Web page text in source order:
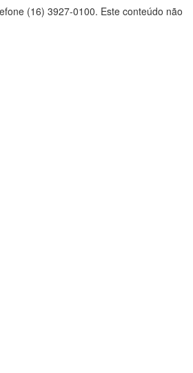
(16) 3927-0100. Este conteúdo não